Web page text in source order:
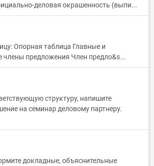
деловая окрашенность (выпи...
Опорная таблица Главные и
члены предложения Член предло&s...
структуру, напишите
на семинар деловому партнеру.
докладные, объяснительные